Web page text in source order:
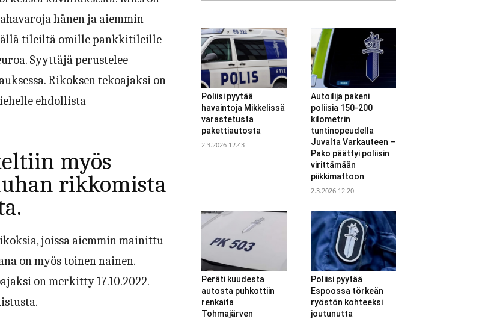
hänen ja aiemmin
tileiltä omille pankkitileille
Syyttäjä perustelee
Rikoksen tekoajaksi on
ehdollista
myös
rikkomista
joissa aiemmin mainittu
on myös toinen nainen.
on merkitty 17.10.2022.
Poliisi pyytää
havaintoja Mikkelissä
varastetusta
pakettiautosta
2.3.2026 12.43
Autoilija pakeni
poliisia 150-200
kilometrin
tuntinopeudella
Juvalta Varkauteen –
Pako päättyi poliisin
virittämään
piikkimattoon
2.3.2026 12.20
Peräti kuudesta
autosta puhkottiin
renkaita
Tohmajärven
Poliisi pyytää
Espoossa törkeän
ryöstön kohteeksi
joutunutta